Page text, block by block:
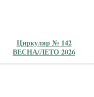
Циркуляр № 142
ВЕСНА/ЛЕТО 2026